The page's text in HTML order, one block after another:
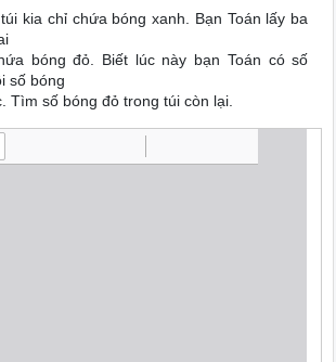
kia chỉ chứa bóng xanh. Bạn Toán lấy ba
bóng đỏ. Biết lúc này bạn Toán có số
số bóng
Tìm số bóng đỏ trong túi còn lại.